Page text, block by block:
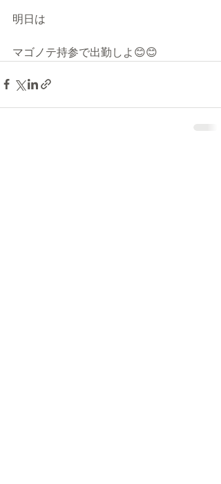
明日は
マゴノテ持参で出勤しよ😊😊